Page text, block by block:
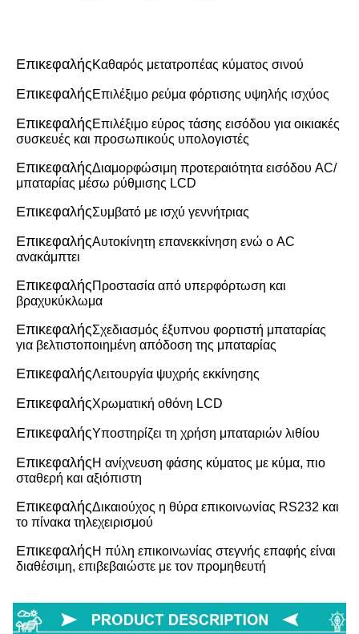
ΕπικεφαλήςΚαθαρός μετατροπέας κύματος σινού
ΕπικεφαλήςΕπιλέξιμο ρεύμα φόρτισης υψηλής ισχύος
ΕπικεφαλήςΕπιλέξιμο εύρος τάσης εισόδου για οικιακές
συσκευές και προσωπικούς υπολογιστές
ΕπικεφαλήςΔιαμορφώσιμη προτεραιότητα εισόδου AC/
μπαταρίας μέσω ρύθμισης LCD
ΕπικεφαλήςΣυμβατό με ισχύ γεννήτριας
ΕπικεφαλήςΑυτοκίνητη επανεκκίνηση ενώ ο AC
ανακάμπτει
ΕπικεφαλήςΠροστασία από υπερφόρτωση και
βραχυκύκλωμα
ΕπικεφαλήςΣχεδιασμός έξυπνου φορτιστή μπαταρίας
για βελτιστοποιημένη απόδοση της μπαταρίας
ΕπικεφαλήςΛειτουργία ψυχρής εκκίνησης
ΕπικεφαλήςΧρωματική οθόνη LCD
ΕπικεφαλήςΥποστηρίζει τη χρήση μπαταριών λιθίου
ΕπικεφαλήςΗ ανίχνευση φάσης κύματος με κύμα, πιο
σταθερή και αξιόπιστη
ΕπικεφαλήςΔικαιούχος η θύρα επικοινωνίας RS232 και
το πίνακα τηλεχειρισμού
ΕπικεφαλήςΗ πύλη επικοινωνίας στεγνής επαφής είναι
διαθέσιμη, επιβεβαιώστε με τον προμηθευτή